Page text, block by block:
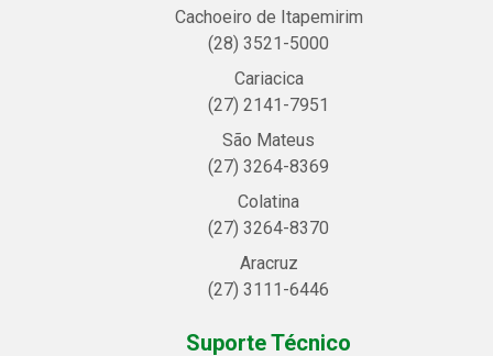
Cachoeiro de Itapemirim
(28) 3521-5000
Cariacica
(27) 2141-7951
São Mateus
(27) 3264-8369
Colatina
(27) 3264-8370
Aracruz
(27) 3111-6446
Suporte Técnico